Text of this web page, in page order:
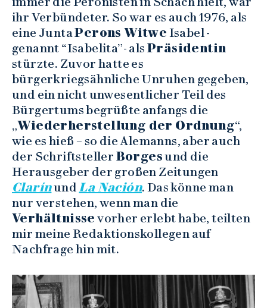
ihr Verbündeter. So war es auch 1976, als
eine JuntaPerons Witwe Isabel -
genannt “Isabelita”- als Präsidentin
stürzte. Zuvor hatte es
bürgerkriegsähnliche Unruhen gegeben,
und ein nicht unwesentlicher Teil des
Bürgertums begrüßte anfangs die
„Wiederherstellung der Ordnung“,
wie es hieß – so die Alemanns, aber auch
der Schriftsteller Borgesund die
Herausgeber der großen Zeitungen
ClarínundLa Nación. Das könne man
nur verstehen, wenn man die
Verhältnisse vorher erlebt habe, teilten
mir meine Redaktionskollegen auf
Nachfrage hin mit.